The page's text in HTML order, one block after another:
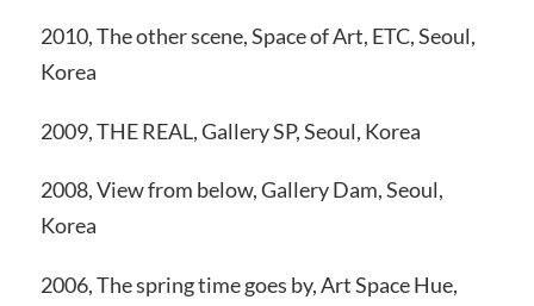
2010, The other scene, Space of Art, ETC, Seoul,
Korea
2009, THE REAL, Gallery SP, Seoul, Korea
2008, View from below, Gallery Dam, Seoul,
Korea
2006, The spring time goes by, Art Space Hue,